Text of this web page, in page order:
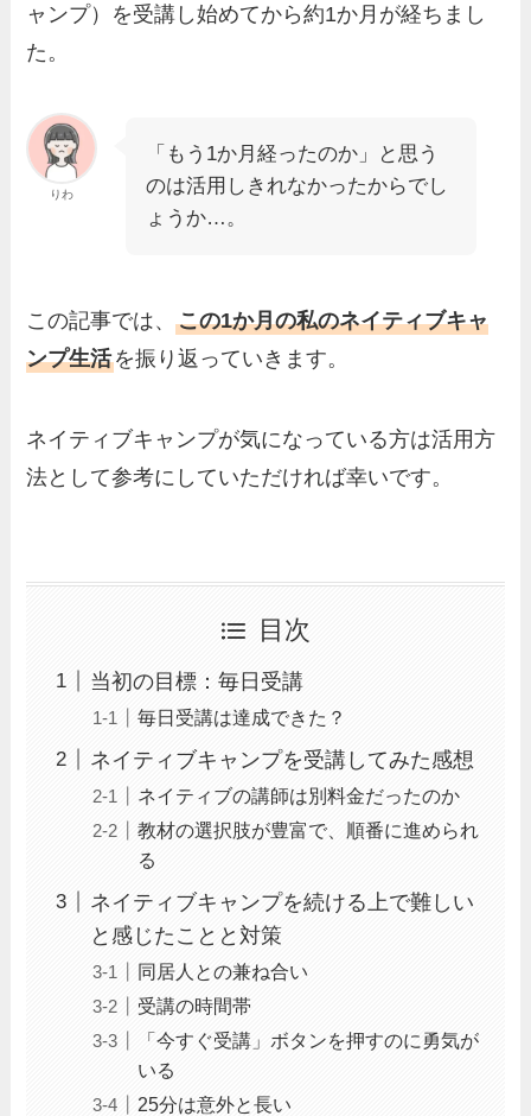
ャンプ） を受講し始めてから約1か月が経ちまし
た。
りわ
「もう1か月経ったのか」と思う
のは活用しきれなかったからでし
ょうか…。
この記事では、この1か月の私のネイティブキャ
ンプ生活を振り返っていきます。
ネイティブキャンプが気になっている方は活用方
法として参考にしていただければ幸いです。
目次
当初の目標：毎日受講
毎日受講は達成できた？
ネイティブキャンプを受講してみた感想
ネイティブの講師は別料金だったのか
教材の選択肢が豊富で、順番に進められ
る
ネイティブキャンプを続ける上で難しい
と感じたことと対策
同居人との兼ね合い
受講の時間帯
「今すぐ受講」ボタンを押すのに勇気が
いる
25分は意外と長い